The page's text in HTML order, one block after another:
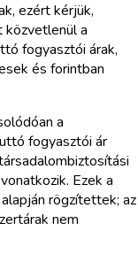
ezért kérjük,
közvetlenül a
fogyasztói árak,
és forintban
a
fogyasztói ár
Ezek a
rögzítettek; az
nem